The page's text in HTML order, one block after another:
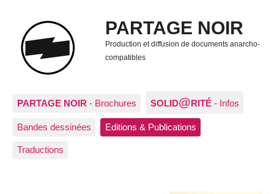
PARTAGE NOIR
Production et diffusion de documents anarcho-
compatibles
PARTAGE NOIR - Brochures SOLID@RITÉ - Infos
Bandes dessinées Editions & Publications
Traductions